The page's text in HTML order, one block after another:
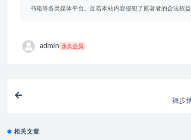
书籍等各类媒体平台。如若本站内容侵犯了原著者的合法权
admin 永久会员
舞步
相关文章